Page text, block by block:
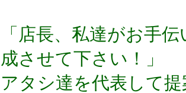
「店長、私達がお手
成させて下さい！」
アタシ達を代表して